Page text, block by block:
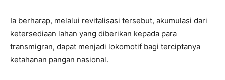
Ia berharap, melalui revitalisasi tersebut, akumulasi dari
ketersediaan lahan yang diberikan kepada para
transmigran, dapat menjadi lokomotif bagi terciptanya
ketahanan pangan nasional.